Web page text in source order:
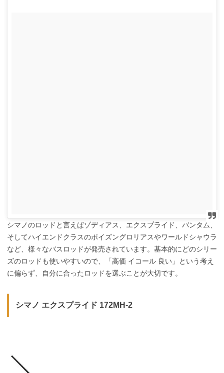
シマノのロッドと言えばゾディアス、エクスプライド、バンタム、
そしてハイエンドクラスのポイズングロリアスやワールドシャウラ
など、様々なバスロッドが発売されています。基本的にどのシリー
ズのロッドも使いやすいので、「高価 イコール 良い」という考え
に偏らず、自分に合ったロッドを選ぶことが大切です。
シマノ エクスプライド 172MH-2